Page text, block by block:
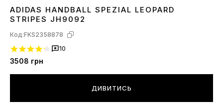
37 3839 40
ADIDAS HANDBALL SPEZIAL LEOPARD
STRIPES JH9092
Код:FKS2358878
10
3508 грн
ДИВИТИСЬ